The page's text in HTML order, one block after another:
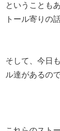
ということも
トール寄りの
そして、今日
ル達があるの